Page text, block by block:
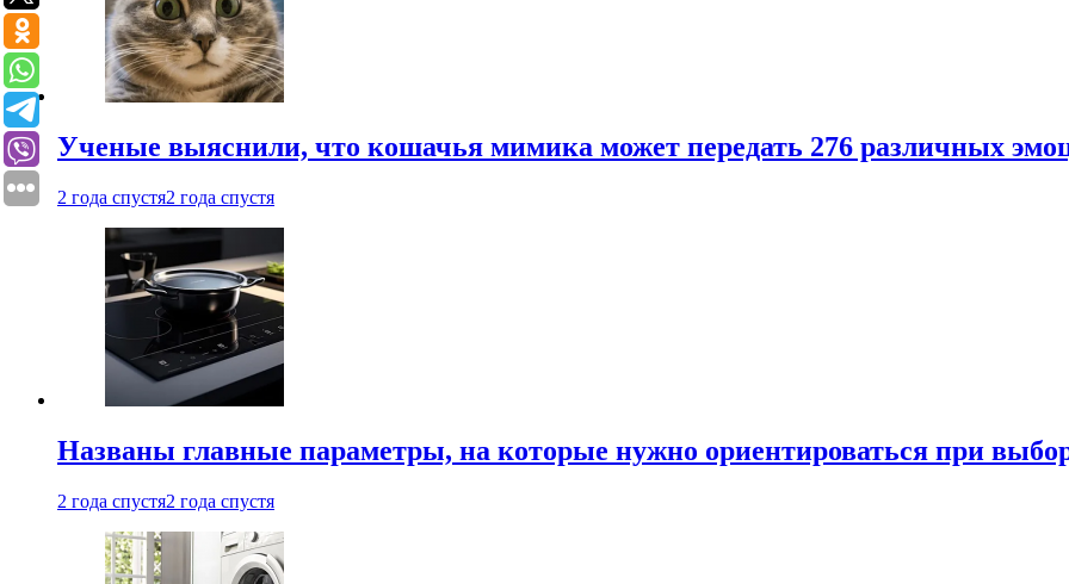
Ученые выяснили, что кошачья мимика может передать 276 различных
2 года спустя2 года спустя
Названы главные параметры, на которые нужно ориентироваться при
2 года спустя2 года спустя